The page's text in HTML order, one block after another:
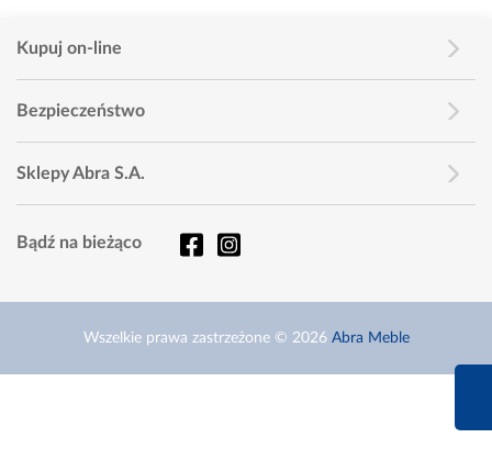
Kupuj on-line
Bezpieczeństwo
Sklepy Abra S.A.
Bądź na bieżąco
Wszelkie prawa zastrzeżone © 2026 Abra Meble